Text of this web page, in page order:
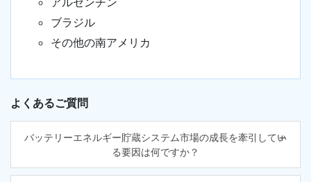
ブラジル
その他の南アメリカ
よくあるご質問
バッテリーエネルギー貯蔵システム市場の成長を牽引してい
る要因は何ですか？